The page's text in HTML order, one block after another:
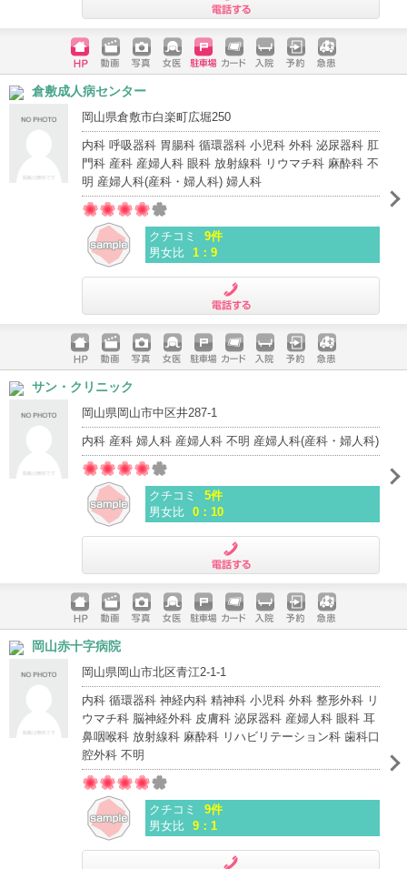
ホームペ
ージ
動画 写真 女医 駐車場
クレジッ
入院 予約 急患
倉敷成人病センター
岡山県倉敷市白楽町広堀250
内科 呼吸器科 胃腸科 循環器科 小児科 外科 泌尿器科 肛
門科 産科 産婦人科 眼科 放射線科 リウマチ科 麻酔科 不
明 産婦人科(産科・婦人科) 婦人科
クチコミ
9件
男女比
1：9
ホームペ
ージ
動画 写真 女医 駐車場
クレジッ
入院 予約 急患
サン・クリニック
岡山県岡山市中区井287-1
内科 産科 婦人科 産婦人科 不明 産婦人科(産科・婦人科)
クチコミ
5件
男女比 0：10
ホームペ
ージ
動画 写真 女医 駐車場
クレジッ
入院 予約 急患
岡山赤十字病院
岡山県岡山市北区青江2-1-1
内科 循環器科 神経内科 精神科 小児科 外科 整形外科 リ
ウマチ科 脳神経外科 皮膚科 泌尿器科 産婦人科 眼科 耳
鼻咽喉科 放射線科 麻酔科 リハビリテーション科 歯科口
腔外科 不明
クチコミ
9件
男女比 9：1